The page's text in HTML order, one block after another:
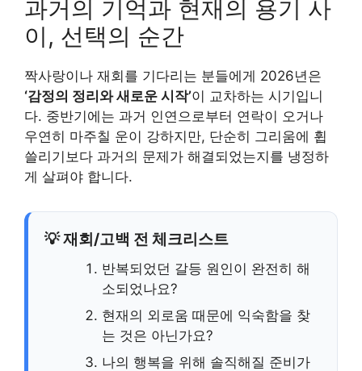
과거의 기억과 현재의 용기 사
이, 선택의 순간
짝사랑이나 재회를 기다리는 분들에게 2026년은
‘감정의 정리와 새로운 시작’이 교차하는 시기입니
다. 중반기에는 과거 인연으로부터 연락이 오거나
우연히 마주칠 운이 강하지만, 단순히 그리움에 휩
쓸리기보다 과거의 문제가 해결되었는지를 냉정하
게 살펴야 합니다.
💡 재회/고백 전 체크리스트
반복되었던 갈등 원인이 완전히 해
소되었나요?
현재의 외로움 때문에 익숙함을 찾
는 것은 아닌가요?
나의 행복을 위해 솔직해질 준비가